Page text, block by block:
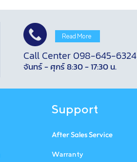
Read More
Call Center 098-645-6324
จันทร์ - ศุกร์ 8:30 - 17:30 น.
Support
After Sales Service
W a r r a n t y